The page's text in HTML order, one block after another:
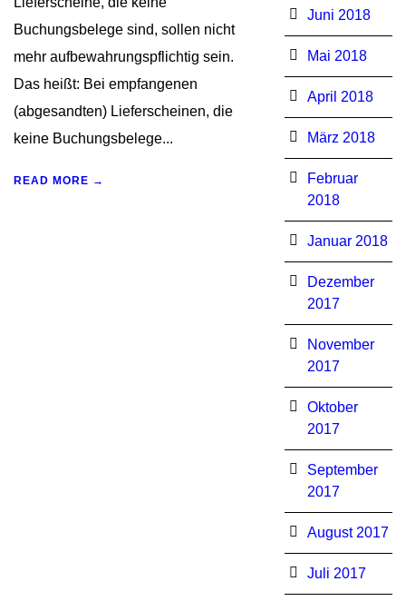
Buchungsbelege sind, sollen nicht
mehr aufbewahrungspflichtig sein.
Das heißt: Bei empfangenen
(abgesandten) Lieferscheinen, die
keine Buchungsbelege...
READ MORE →
Juni 2018
Mai 2018
April 2018
März 2018
Februar
2018
Januar 2018
Dezember
2017
November
2017
Oktober
2017
September
2017
August 2017
Juli 2017